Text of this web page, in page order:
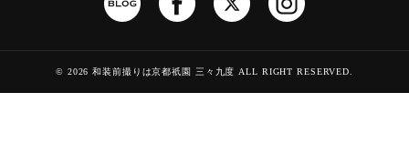
© 2026 和装前撮りは京都祇園 三々九度 ALL RIGHT RESERVED.